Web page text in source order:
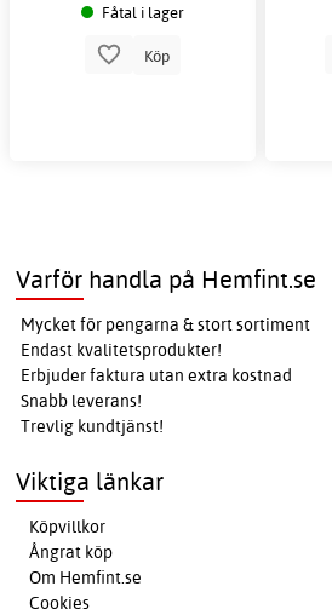
Fåtal i lager
Köp
Varför handla på Hemfint.se
Mycket för pengarna & stort sortiment
Endast kvalitetsprodukter!
Erbjuder faktura utan extra kostnad
Snabb leverans!
Trevlig kundtjänst!
Viktiga länkar
Köpvillkor
Ångrat köp
Om Hemfint.se
Cookies